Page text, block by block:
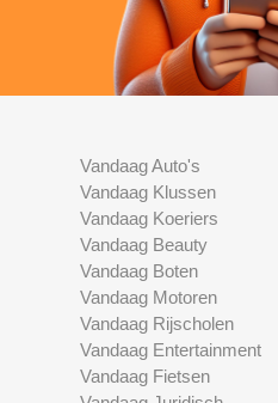
Vandaag Auto's
Vandaag Klussen
Vandaag Koeriers
Vandaag Beauty
Vandaag Boten
Vandaag Motoren
Vandaag Rijscholen
Vandaag Entertainment
Vandaag Fietsen